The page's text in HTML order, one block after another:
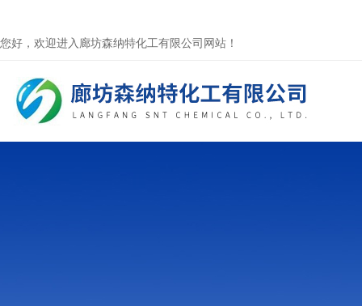
您好，欢迎进入廊坊森纳特化工有限公司网站！